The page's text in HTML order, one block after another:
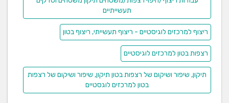
תעשייתיים
ריצוף למרכזים לוגיסטיים - ריצוף תעשייתי, ריצוף בטון
רצפות בטון למרכזים לוגיסטיים
תיקון, שיפור ושיקום של רצפות בטון תיקון, שיפור ושיקום של רצפות
בטון למרכזים לוגסטיים